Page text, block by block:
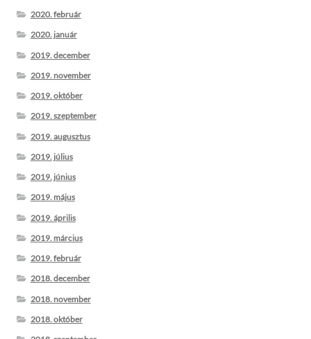
2020. február
2020. január
2019. december
2019. november
2019. október
2019. szeptember
2019. augusztus
2019. július
2019. június
2019. május
2019. április
2019. március
2019. február
2018. december
2018. november
2018. október